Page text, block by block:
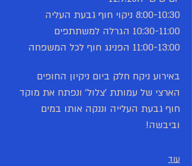
8:00-10:30 ניקוי חוף גבעת העליה
10:30-11:00 הגרלה למשתתפים
11:00-13:00 הפנינג חוף לכל המשפחה
באירוע ניקח חלק ביום ניקיון החופים
הארצי של עמותת 'צלול' ונפתח את מוקד
חוף גבעת העלייה וננקה אותו במים
וביבשה!
עוד